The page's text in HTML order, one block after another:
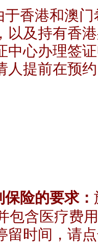
于香港和澳
以及持有香
中心办理签
人提前在预
险的要求：
包含医疗费
留时间，请